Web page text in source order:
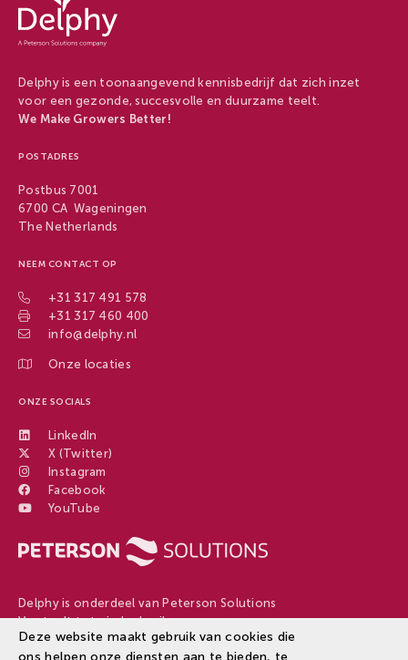
-
Delphy
Delphy is een toonaangevend kennisbedrijf dat zich inzet
voor een gezonde, succesvolle en duurzame teelt.
We Make Growers Better!
POSTADRES
Postbus 7001
6700 CA Wageningen
The Netherlands
NEEM CONTACT OP
+31 317 491 578
+31 317 460 400
info@delphy.nl
Onze locaties
ONZE SOCIALS
LinkedIn
X (Twitter)
Instagram
Facebook
YouTube
Delphy is onderdeel van Peterson Solutions
Van teelt tot eindgebruiker
Deze website maakt gebruik van cookies die
ons helpen onze diensten aan te bieden, te